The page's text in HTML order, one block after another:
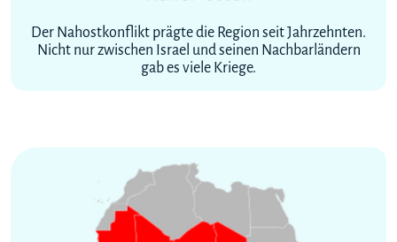
Der Nahostkonflikt prägte die Region seit Jahrzehnten.
Nicht nur zwischen Israel und seinen Nachbarländern
gab es viele Kriege.